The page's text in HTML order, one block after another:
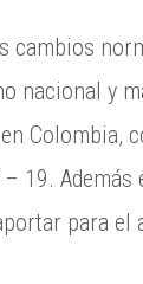
cambios
nacional y
Colombia,
19.
para el